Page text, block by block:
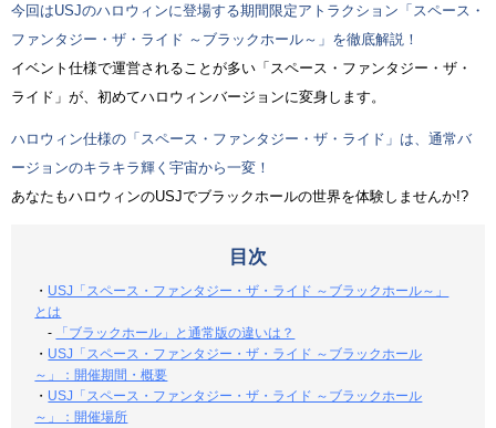
今回はUSJのハロウィンに登場する期間限定アトラクション「スペース・
ファンタジー・ザ・ライド ～ブラックホール～」を徹底解説！
イベント仕様で運営されることが多い「スペース・ファンタジー・ザ・
ライド」が、初めてハロウィンバージョンに変身します。
ハロウィン仕様の「スペース・ファンタジー・ザ・ライド」は、通常バ
ージョンのキラキラ輝く宇宙から一変！
あなたもハロウィンのUSJでブラックホールの世界を体験しませんか!?
目次
・ USJ「スペース・ファンタジー・ザ・ライド ～ブラックホール～」
とは
-
「ブラックホール」と通常版の違いは？
・ USJ「スペース・ファンタジー・ザ・ライド ～ブラックホール
～」：開催期間・概要
・ USJ「スペース・ファンタジー・ザ・ライド ～ブラックホール
～」：開催場所